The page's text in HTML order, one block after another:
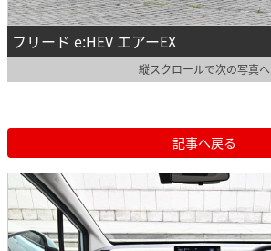
フリード e:HEV エアーEX
縦スクロールで次の写真へ
記事へ戻る